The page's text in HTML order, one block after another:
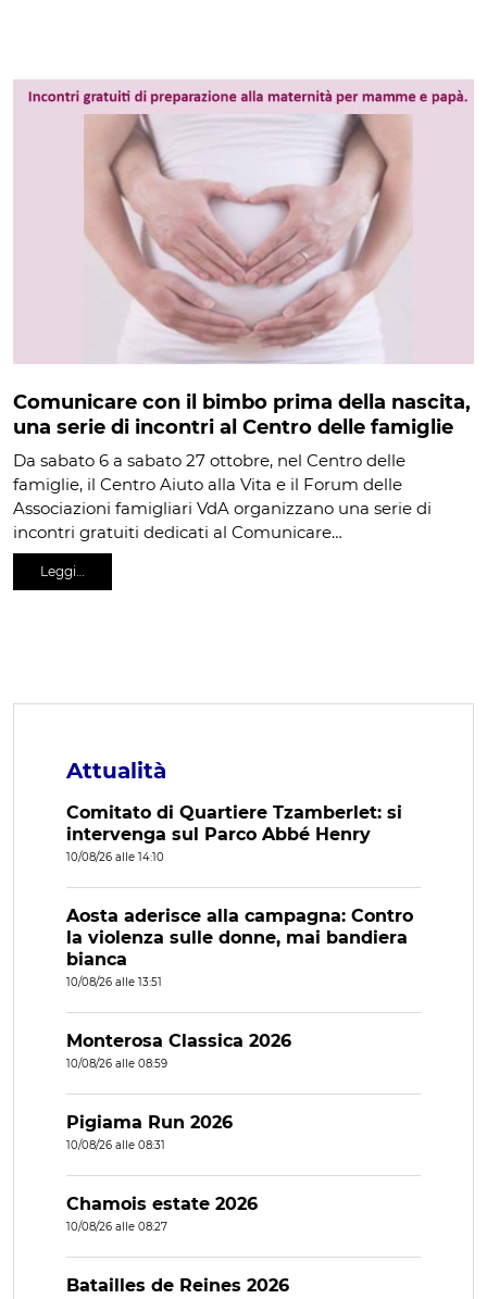
Comunicare con il bimbo prima della nascita,
una serie di incontri al Centro delle famiglie
Da sabato 6 a sabato 27 ottobre, nel Centro delle
famiglie, il Centro Aiuto alla Vita e il Forum delle
Associazioni famigliari VdA organizzano una serie di
incontri gratuiti dedicati al Comunicare…
Leggi…
Attualità
Comitato di Quartiere Tzamberlet: si
intervenga sul Parco Abbé Henry
10/08/26 alle 14:10
Aosta aderisce alla campagna: Contro
la violenza sulle donne, mai bandiera
bianca
10/08/26 alle 13:51
Monterosa Classica 2026
10/08/26 alle 08:59
Pigiama Run 2026
10/08/26 alle 08:31
Chamois estate 2026
10/08/26 alle 08:27
Batailles de Reines 2026